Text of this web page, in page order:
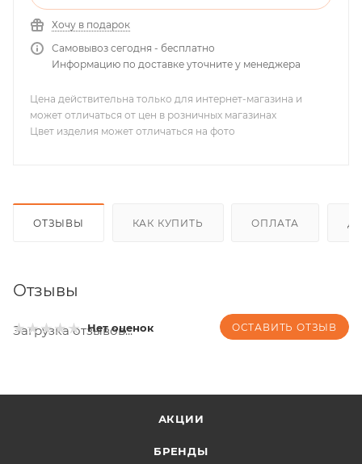
Хочу в подарок
Самовывоз сегодня - бесплатно
Информацию по доставке уточните у менеджера
Цена действительна только для интернет-магазина и
может отличаться от цен в розничных магазинах
Цвет изделия может отличаться на фото
ОТЗЫВЫ КАК КУПИТЬ ОПЛАТА
Отзывы
Нет оценок ОСТАВИТЬ ОТЗЫВ
Загрузка отзывов...
АКЦИИ
БРЕНДЫ